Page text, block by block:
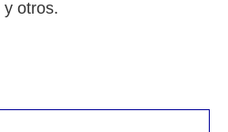
y otros.